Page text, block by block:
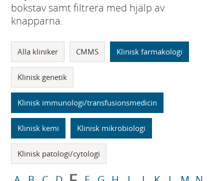
bokstav samt filtrera med hjälp av
knapparna.
Alla kliniker CMMS Klinisk farmakologi
Klinisk genetik
Klinisk immunologi/transfusionsmedicin
Klinisk kemi Klinisk mikrobiologi
Klinisk patologi/cytologi